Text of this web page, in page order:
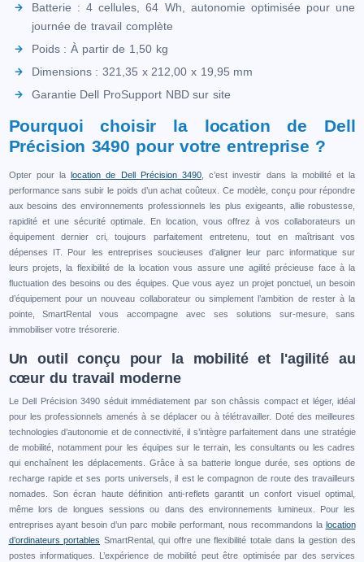
Batterie : 4 cellules, 64 Wh, autonomie optimisée pour une
journée de travail complète
Poids : À partir de 1,50 kg
Dimensions : 321,35 x 212,00 x 19,95 mm
Garantie Dell ProSupport NBD sur site
Pourquoi choisir la location de Dell
Précision 3490 pour votre entreprise ?
Opter pour la location de Dell Précision 3490, c’est investir dans la mobilité et la
performance sans subir le poids d’un achat coûteux. Ce modèle, conçu pour répondre
aux besoins des environnements professionnels les plus exigeants, allie robustesse,
rapidité et une sécurité optimale. En location, vous offrez à vos collaborateurs un
équipement dernier cri, toujours parfaitement entretenu, tout en maîtrisant vos
dépenses IT. Pour les entreprises soucieuses d’aligner leur parc informatique sur
leurs projets, la flexibilité de la location vous assure une agilité précieuse face à la
fluctuation des besoins ou des équipes. Que vous ayez un projet ponctuel, un besoin
d’équipement pour un nouveau collaborateur ou simplement l’ambition de rester à la
pointe, SmartRental vous accompagne avec ses solutions sur-mesure, sans
immobiliser votre trésorerie.
Un outil conçu pour la mobilité et l'agilité au
cœur du travail moderne
Le Dell Précision 3490 séduit immédiatement par son châssis compact et léger, idéal
pour les professionnels amenés à se déplacer ou à télétravailler. Doté des meilleures
technologies d’autonomie et de connectivité, il s’intègre parfaitement dans une stratégie
de mobilité, notamment pour les équipes sur le terrain, les consultants ou les cadres
qui enchaînent les déplacements. Grâce à sa batterie longue durée, ses options de
recharge rapide et ses ports universels, il est le compagnon de route des travailleurs
nomades. Son écran haute définition anti-reflets garantit un confort visuel optimal,
même lors de longues sessions ou dans des environnements lumineux. Pour les
entreprises ayant besoin d’un parc mobile performant, nous recommandons la location
d’ordinateurs portables SmartRental, qui offre une flexibilité totale dans la gestion des
postes informatiques. L’expérience de mobilité peut être optimisée par des services